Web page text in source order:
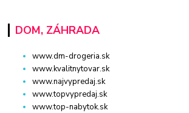
DOM, ZÁHRADA
www.dm-drogeria.sk
www.kvalitnytovar.sk
www.najvypredaj.sk
www.topvypredaj.sk
www.top-nabytok.sk